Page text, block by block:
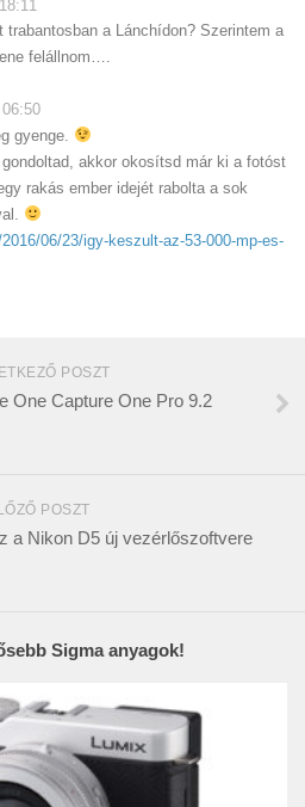
trabantosban a Lánchídon? Szerintem a
felállnom….
gyenge.
akkor okosítsd már ki a fotóst
rakás ember idejét rabolta a sok
06/23/igy-keszult-az-53-000-mp-es-
POSZT
One Capture One Pro 9.2
POSZT
a Nikon D5 új vezérlőszoftvere
Sigma anyagok!